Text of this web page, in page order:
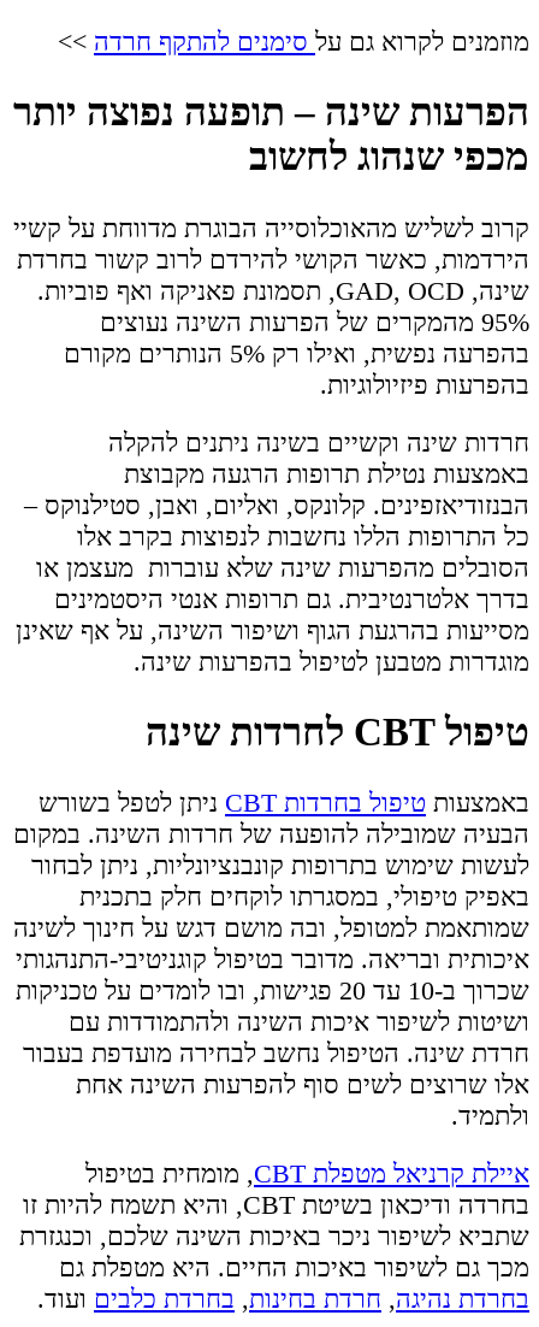
מוזמנים לקרוא גם על סימנים להתקף חרדה >>
הפרעות שינה – תופעה נפוצה יותר
מכפי שנהוג לחשוב
קרוב לשליש מהאוכלוסייה הבוגרת מדווחת על קשיי
הירדמות, כאשר הקושי להירדם לרוב קשור בחרדת
שינה, GAD, OCD, תסמונת פאניקה ואף פוביות.
95% מהמקרים של הפרעות השינה נעוצים
בהפרעה נפשית, ואילו רק 5% הנותרים מקורם
בהפרעות פיזיולוגיות.
חרדות שינה וקשיים בשינה ניתנים להקלה
באמצעות נטילת תרופות הרגעה מקבוצת
הבנזודיאזפינים. קלונקס, ואליום, ואבן, סטילנוקס –
כל התרופות הללו נחשבות לנפוצות בקרב אלו
הסובלים מהפרעות שינה שלא עוברות מעצמן או
בדרך אלטרנטיבית. גם תרופות אנטי היסטמינים
מסייעות בהרגעת הגוף ושיפור השינה, על אף שאינן
מוגדרות מטבען לטיפול בהפרעות שינה.
טיפול CBT לחרדות שינה
באמצעות טיפול בחרדות CBT
ניתן לטפל בשורש
הבעיה שמובילה להופעה של חרדות השינה. במקום
לעשות שימוש בתרופות קונבנציונליות, ניתן לבחור
באפיק טיפולי, במסגרתו לוקחים חלק בתכנית
שמותאמת למטופל, ובה מושם דגש על חינוך לשינה
איכותית ובריאה. מדובר בטיפול קוגניטיבי-התנהגותי
שכרוך ב-10 עד 20 פגישות, ובו לומדים על טכניקות
ושיטות לשיפור איכות השינה ולהתמודדות עם
חרדת שינה. הטיפול נחשב לבחירה מועדפת בעבור
אלו שרוצים לשים סוף להפרעות השינה אחת
ולתמיד.
איילת קרניאל מטפלת CBT
, מומחית בטיפול
בחרדה ודיכאון בשיטת CBT, והיא תשמח להיות זו
שתביא לשיפור ניכר באיכות השינה שלכם, וכנגזרת
מכך גם לשיפור באיכות החיים. היא מטפלת גם
בחרדת נהיגה, חרדת בחינות, בחרדת כלבים ועוד.